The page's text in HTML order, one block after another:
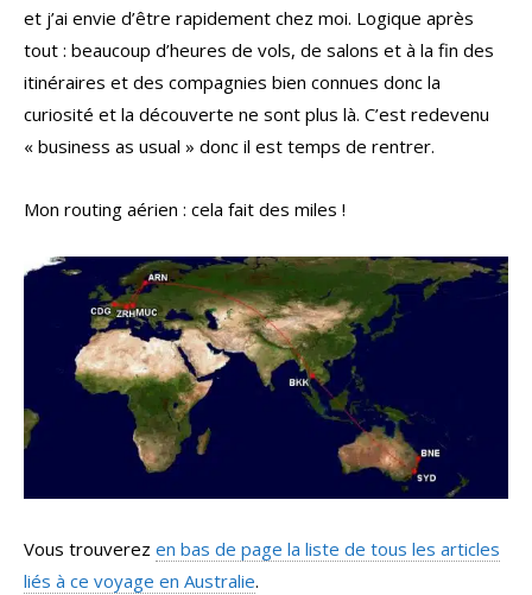
et j’ai envie d’être rapidement chez moi. Logique après
tout : beaucoup d’heures de vols, de salons et à la fin des
itinéraires et des compagnies bien connues donc la
curiosité et la découverte ne sont plus là. C’est redevenu
« business as usual » donc il est temps de rentrer.
Mon routing aérien : cela fait des miles !
Vous trouverez en bas de page la liste de tous les articles
liés à ce voyage en Australie.